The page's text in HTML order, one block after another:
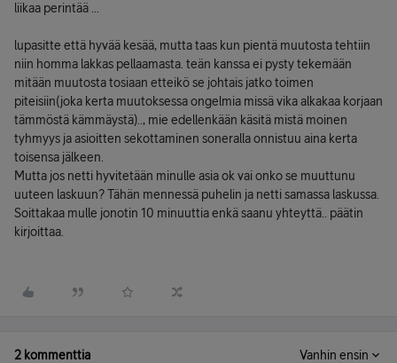
liikaa perintää ...
lupasitte että hyvää kesää, mutta taas kun pientä muutosta tehtiin
niin homma lakkas pellaamasta. teän kanssa ei pysty tekemään
mitään muutosta tosiaan etteikö se johtais jatko toimen
piteisiin(joka kerta muutoksessa ongelmia missä vika alkakaa korjaan
tämmöstä kämmäystä).., mie edellenkään käsitä mistä moinen
tyhmyys ja asioitten sekottaminen soneralla onnistuu aina kerta
toisensa jälkeen.
Mutta jos netti hyvitetään minulle asia ok vai onko se muuttunu
uuteen laskuun? Tähän mennessä puhelin ja netti samassa laskussa.
Soittakaa mulle jonotin 10 minuuttia enkä saanu yhteyttä.. päätin
kirjoittaa.
2 kommenttia Vanhin ensin